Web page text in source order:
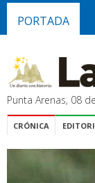
PORTADA
Punta Arenas, 08
CRÓNICA